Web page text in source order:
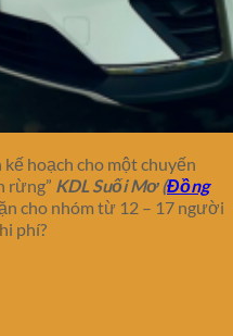
kế hoạch cho một chuyến
rừng” KDL Suối Mơ (Đồng
cho nhóm từ 12 – 17 người
phí?